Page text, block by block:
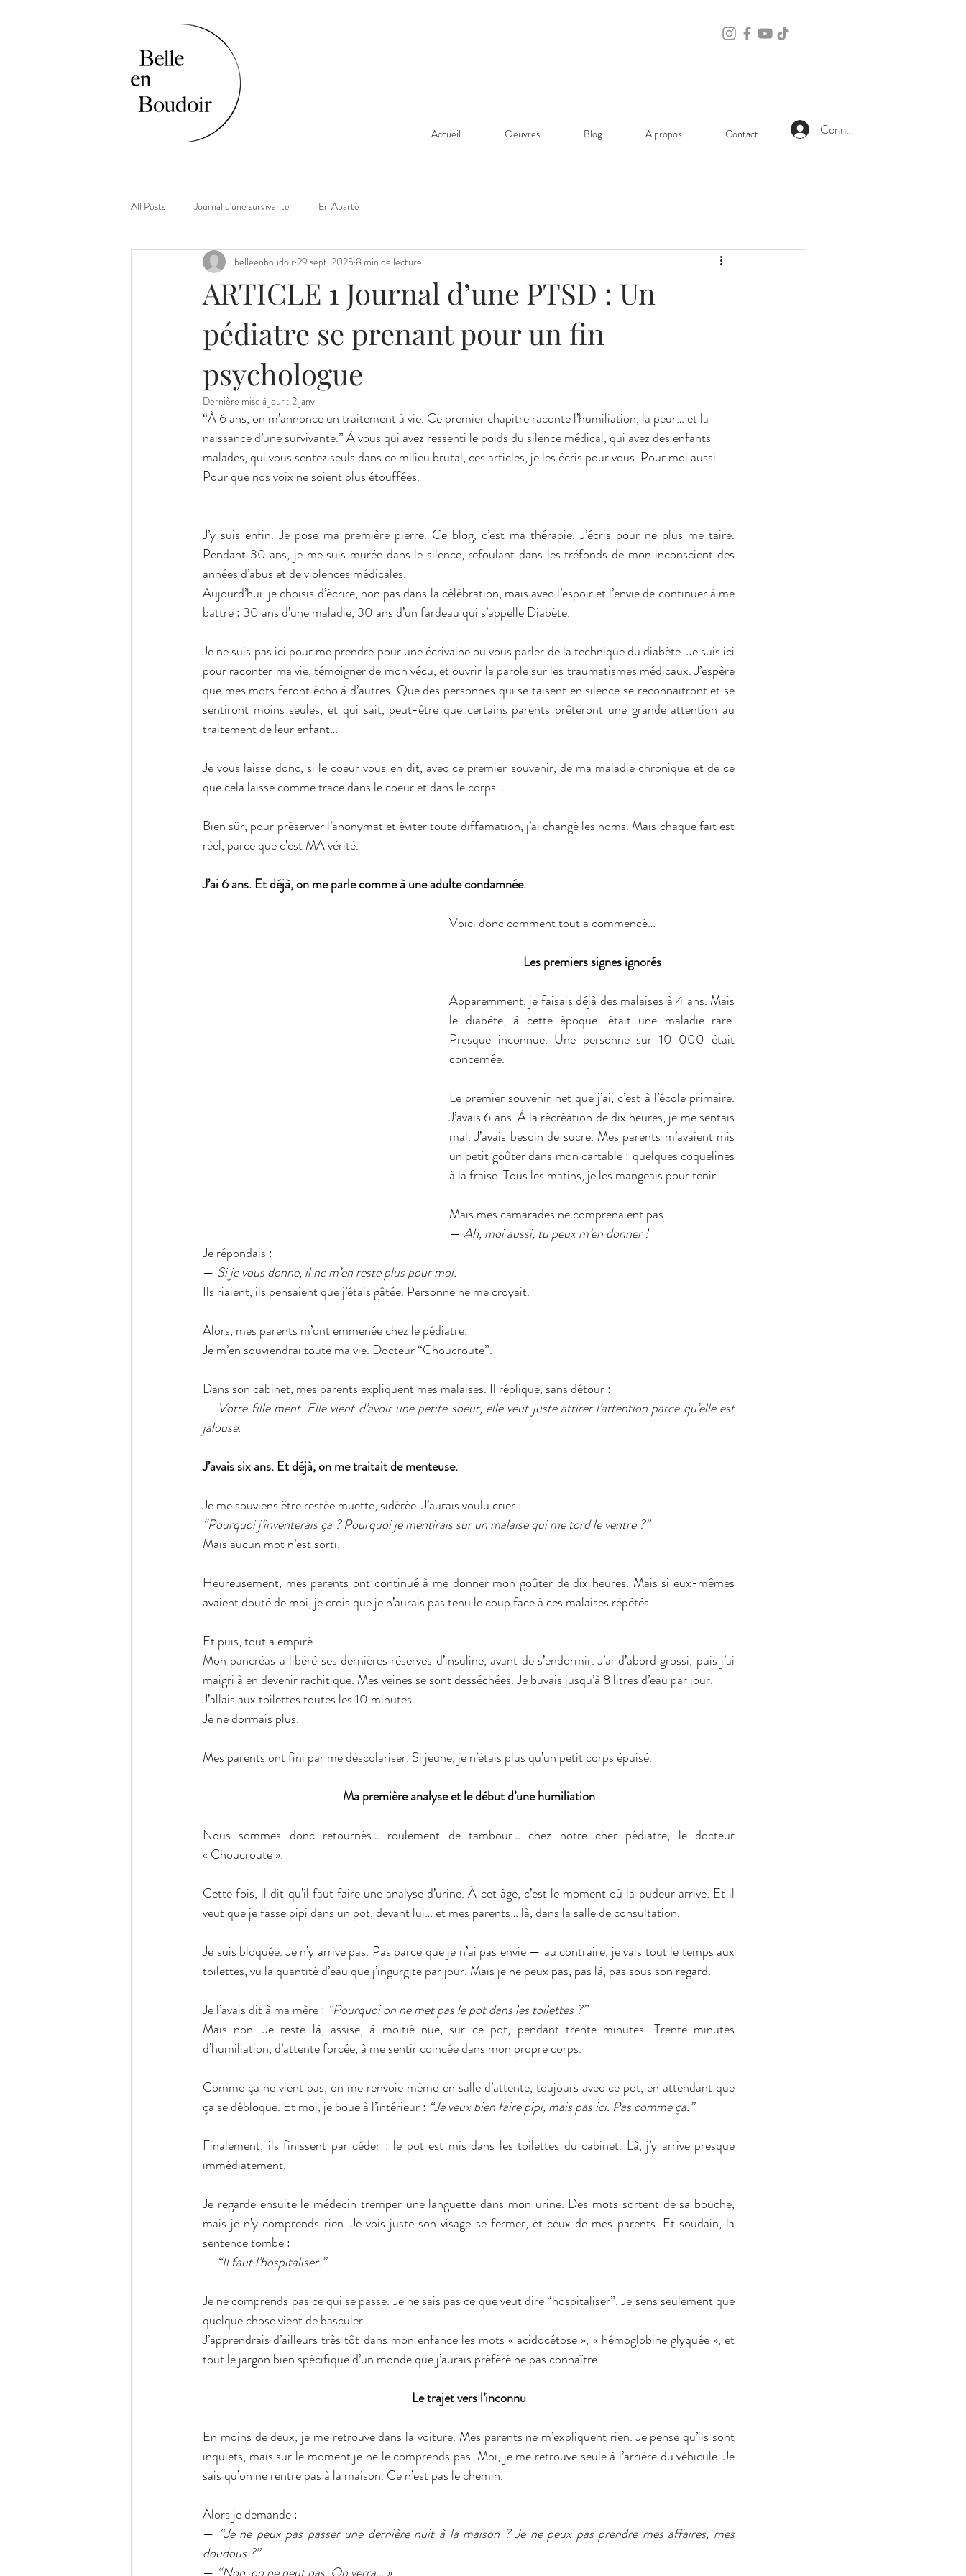
Accueil Oeuvres Blog A propos Contact Connexion
All Posts Journal d'une survivante En Aparté
ARTICLE 1 Journal d’une PTSD : Un
pédiatre se prenant pour un fin
psychologue
belleenboudoir 29 sept. 2025 8 min de lecture
Dernière mise à jour : 2 janv.
“À 6 ans, on m’annonce un traitement à vie. Ce premier chapitre raconte l’humiliation, la peur… et la
naissance d’une survivante.” À vous qui avez ressenti le poids du silence médical, qui avez des enfants
malades, qui vous sentez seuls dans ce milieu brutal, ces articles, je les écris pour vous. Pour moi aussi.
Pour que nos voix ne soient plus étouffées.
J’y suis enfin. Je pose ma première pierre. Ce blog, c’est ma thérapie. J’écris pour ne plus me taire.
Pendant 30 ans, je me suis murée dans le silence, refoulant dans les tréfonds de mon inconscient des
années d’abus et de violences médicales.
Aujourd’hui, je choisis d’écrire, non pas dans la célébration, mais avec l’espoir et l’envie de continuer à me
battre : 30 ans d’une maladie, 30 ans d’un fardeau qui s’appelle Diabète.
Je ne suis pas ici pour me prendre pour une écrivaine ou vous parler de la technique du diabète. Je suis ici
pour raconter ma vie, témoigner de mon vécu, et ouvrir la parole sur les traumatismes médicaux. J’espère
que mes mots feront écho à d’autres. Que des personnes qui se taisent en silence se reconnaitront et se
sentiront moins seules, et qui sait, peut-être que certains parents prêteront une grande attention au
traitement de leur enfant…
Je vous laisse donc, si le coeur vous en dit, avec ce premier souvenir, de ma maladie chronique et de ce
que cela laisse comme trace dans le coeur et dans le corps…
Bien sûr, pour préserver l’anonymat et éviter toute diffamation, j’ai changé les noms. Mais chaque fait est
réel, parce que c’est MA vérité.
J’ai 6 ans. Et déjà, on me parle comme à une adulte condamnée.
Voici donc comment tout a commencé…
Les premiers signes ignorés
Apparemment, je faisais déjà des malaises à 4 ans. Mais
le diabète, à cette époque, était une maladie rare.
Presque inconnue. Une personne sur 10 000 était
concernée.
Le premier souvenir net que j’ai, c’est à l’école primaire.
J’avais 6 ans. À la récréation de dix heures, je me sentais
mal. J’avais besoin de sucre. Mes parents m’avaient mis
un petit goûter dans mon cartable : quelques coquelines
à la fraise. Tous les matins, je les mangeais pour tenir.
Mais mes camarades ne comprenaient pas.
— Ah, moi aussi, tu peux m’en donner !
Je répondais :
— Si je vous donne, il ne m’en reste plus pour moi.
Ils riaient, ils pensaient que j’étais gâtée. Personne ne me croyait.
Alors, mes parents m’ont emmenée chez le pédiatre.
Je m’en souviendrai toute ma vie. Docteur “Choucroute”.
Dans son cabinet, mes parents expliquent mes malaises. Il réplique, sans détour :
— Votre fille ment. Elle vient d’avoir une petite soeur, elle veut juste attirer l’attention parce qu’elle est
jalouse.
J’avais six ans. Et déjà, on me traitait de menteuse.
Je me souviens être restée muette, sidérée. J’aurais voulu crier :
“Pourquoi j’inventerais ça ? Pourquoi je mentirais sur un malaise qui me tord le ventre ?”
Mais aucun mot n’est sorti.
Heureusement, mes parents ont continué à me donner mon goûter de dix heures. Mais si eux-mêmes
avaient douté de moi, je crois que je n’aurais pas tenu le coup face à ces malaises répétés.
Et puis, tout a empiré.
Mon pancréas a libéré ses dernières réserves d’insuline, avant de s’endormir. J’ai d’abord grossi, puis j’ai
maigri à en devenir rachitique. Mes veines se sont desséchées. Je buvais jusqu’à 8 litres d’eau par jour.
J’allais aux toilettes toutes les 10 minutes.
Je ne dormais plus.
Mes parents ont fini par me déscolariser. Si jeune, je n’étais plus qu’un petit corps épuisé.
Ma première analyse et le début d’une humiliation
Nous sommes donc retournés… roulement de tambour… chez notre cher pédiatre, le docteur
« Choucroute ».
Cette fois, il dit qu’il faut faire une analyse d’urine. À cet âge, c’est le moment où la pudeur arrive. Et il
veut que je fasse pipi dans un pot, devant lui… et mes parents… là, dans la salle de consultation.
Je suis bloquée. Je n’y arrive pas. Pas parce que je n’ai pas envie — au contraire, je vais tout le temps aux
toilettes, vu la quantité d’eau que j’ingurgite par jour. Mais je ne peux pas, pas là, pas sous son regard.
Je l’avais dit à ma mère : “Pourquoi on ne met pas le pot dans les toilettes ?”
Mais non. Je reste là, assise, à moitié nue, sur ce pot, pendant trente minutes. Trente minutes
d’humiliation, d’attente forcée, à me sentir coincée dans mon propre corps.
Comme ça ne vient pas, on me renvoie même en salle d’attente, toujours avec ce pot, en attendant que
ça se débloque. Et moi, je boue à l’intérieur : “Je veux bien faire pipi, mais pas ici. Pas comme ça.”
Finalement, ils finissent par céder : le pot est mis dans les toilettes du cabinet. Là, j’y arrive presque
immédiatement.
Je regarde ensuite le médecin tremper une languette dans mon urine. Des mots sortent de sa bouche,
mais je n’y comprends rien. Je vois juste son visage se fermer, et ceux de mes parents. Et soudain, la
sentence tombe :
— “Il faut l’hospitaliser.”
Je ne comprends pas ce qui se passe. Je ne sais pas ce que veut dire “hospitaliser”. Je sens seulement que
quelque chose vient de basculer.
J’apprendrais d’ailleurs très tôt dans mon enfance les mots « acidocétose », « hémoglobine glyquée », et
tout le jargon bien spécifique d’un monde que j’aurais préféré ne pas connaître.
Le trajet vers l’inconnu
En moins de deux, je me retrouve dans la voiture. Mes parents ne m’expliquent rien. Je pense qu’ils sont
inquiets, mais sur le moment je ne le comprends pas. Moi, je me retrouve seule à l’arrière du véhicule. Je
sais qu’on ne rentre pas à la maison. Ce n’est pas le chemin.
Alors je demande :
— “Je ne peux pas passer une dernière nuit à la maison ? Je ne peux pas prendre mes affaires, mes
doudous ?”